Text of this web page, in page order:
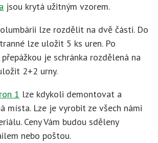
jsou krytá užitným vzorem.
lze rozdělit na dvě části. Do
lze uložit 5 ks uren. Po
je schránka rozdělená na
2+2 urny.
1 lze kdykoli demontovat a
místa. Lze je vyrobit ze všech námi
Ceny Vám budou sděleny
nebo poštou.